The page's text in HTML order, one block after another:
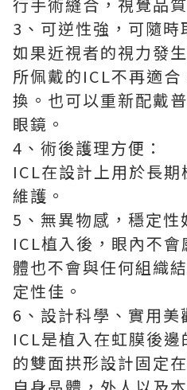
3、可逆性強，可隨時
如果近視者的視力發
所佩戴的ICL不再適
換。也可以重新配戴
眼鏡。
4、術後護理方便：
ICL在設計上用於長
維護。
5、無異物感，穩定性
ICL植入後，眼內不
體也不會與任何組織
定性佳。
6、設計科學、實用美
ICL是植入在虹膜後
的雙面拱形設計固定